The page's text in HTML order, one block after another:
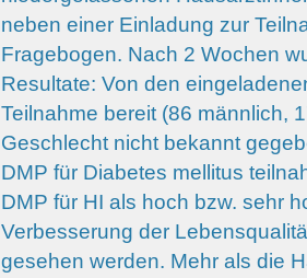
neben einer Einladung zur
Fragebogen. Nach 2 Wochen
Resultate: Von den
Teilnahme bereit (86 männlich,
Geschlecht nicht bekannt
DMP für Diabetes mellitus
DMP für HI als hoch bzw. sehr
Verbesserung der
gesehen werden. Mehr als die